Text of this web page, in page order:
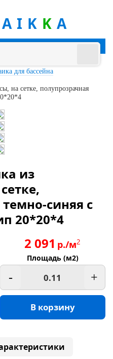
K A
для бассейна
на сетке, полупрозрачная
из
синяя с
20*20*4
2 091 р./м2
Площадь (м2)
- +
В корзину